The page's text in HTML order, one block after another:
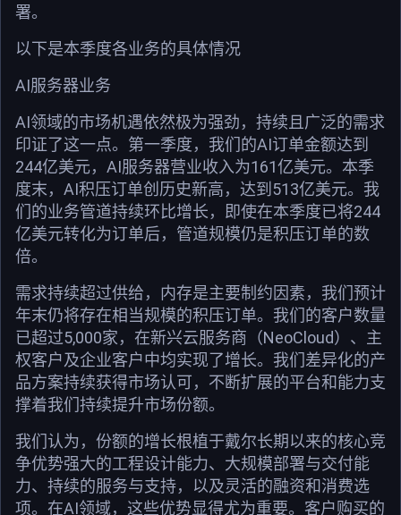
署。
以下是本季度各业务的具体情况
AI服务器业务
AI领域的市场机遇依然极为强劲，持续且广泛的需求
印证了这一点。第一季度，我们的AI订单金额达到
244亿美元，AI服务器营业收入为161亿美元。本季
度末，AI积压订单创历史新高，达到513亿美元。我
们的业务管道持续环比增长，即使在本季度已将244
亿美元转化为订单后，管道规模仍是积压订单的数
倍。
需求持续超过供给，内存是主要制约因素，我们预计
年末仍将存在相当规模的积压订单。我们的客户数量
已超过5,000家，在新兴云服务商（NeoCloud）、主
权客户及企业客户中均实现了增长。我们差异化的产
品方案持续获得市场认可，不断扩展的平台和能力支
撑着我们持续提升市场份额。
我们认为，份额的增长根植于戴尔长期以来的核心竞
争优势强大的工程设计能力、大规模部署与交付能
力、持续的服务与支持，以及灵活的融资和消费选
项。在AI领域，这些优势显得尤为重要。客户购买的